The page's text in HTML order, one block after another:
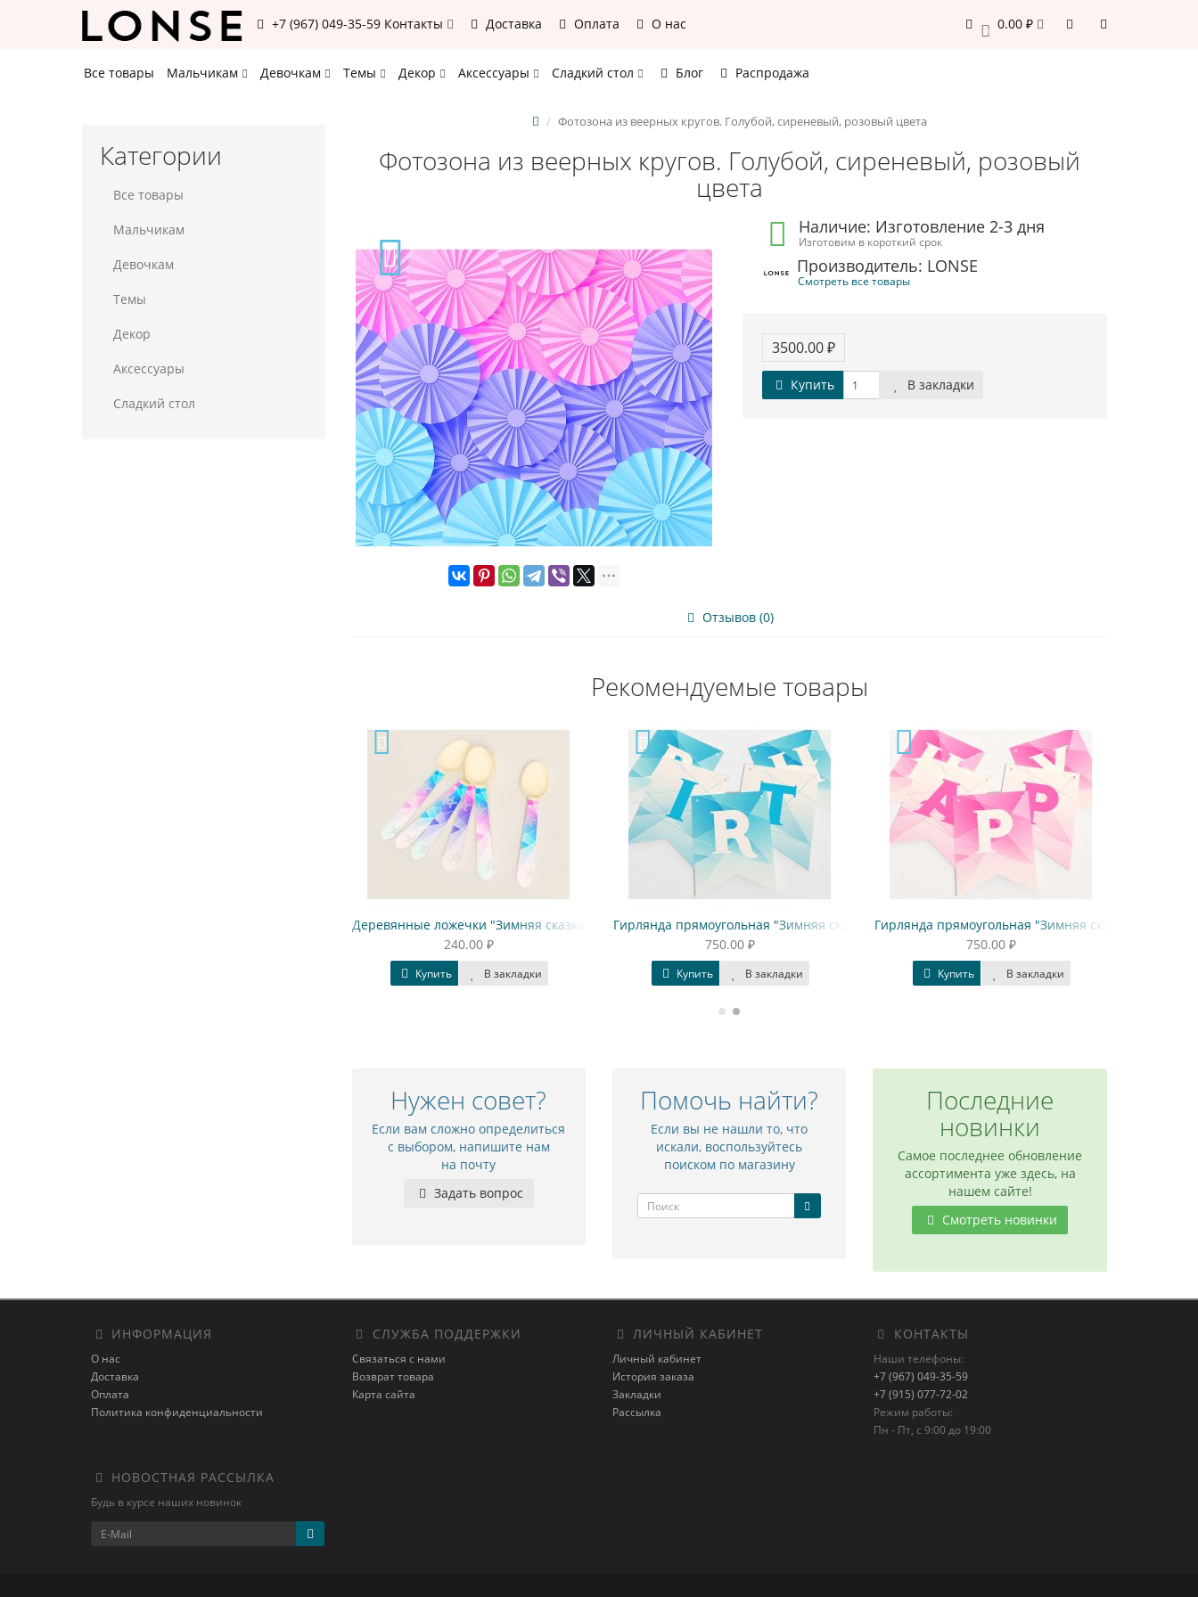
+7 (967) 049-35-59 Контакты Доставка Оплата О нас 0 0.00 ₽
Все товары Мальчикам Девочкам Темы Декор Аксессуары Сладкий стол Блог Распродажа
Категории
Все товары
Мальчикам
Девочкам
Темы
Декор
Аксессуары
Сладкий стол
Фотозона из веерных кругов. Голубой, сиреневый, розовый цвета
Фотозона из веерных кругов. Голубой, сиреневый, розовый
цвета
Наличие: Изготовление 2-3 дня
Изготовим в короткий срок
Производитель: LONSE
Смотреть все товары
3500.00 ₽
Купить В закладки
Отзывов (0)
Рекомендуемые товары
Деревянные ложечки "Зимняя сказка" омбреДеревянные ложечки "Зимняя сказка" градиент
240.00 ₽
Купить В закладки
Гирлянда прямоугольная "Зимняя сказка" Happy birthday, голубая
750.00 ₽
Купить В закладки
Гирлянда прямоугольная "Зимняя сказка" Happy
750.00 ₽
Купить В закладки
Нужен совет?
Если вам сложно определиться
с выбором, напишите нам
на почту
Задать вопрос
Помочь найти?
Если вы не нашли то, что
искали, воспользуйтесь
поиском по магазину
Последние
новинки
Самое последнее обновление
ассортимента уже здесь, на
нашем сайте!
Смотреть новинки
ИНФОРМАЦИЯ
О нас
Доставка
Оплата
Политика конфиденциальности
СЛУЖБА ПОДДЕРЖКИ
Связаться с нами
Возврат товара
Карта сайта
ЛИЧНЫЙ КАБИНЕТ
Личный кабинет
История заказа
Закладки
Рассылка
КОНТАКТЫ
Наши телефоны:
+7 (967) 049-35-59
+7 (915) 077-72-02
Режим работы:
Пн - Пт, с 9:00 до 19:00
НОВОСТНАЯ РАССЫЛКА
Будь в курсе наших новинок